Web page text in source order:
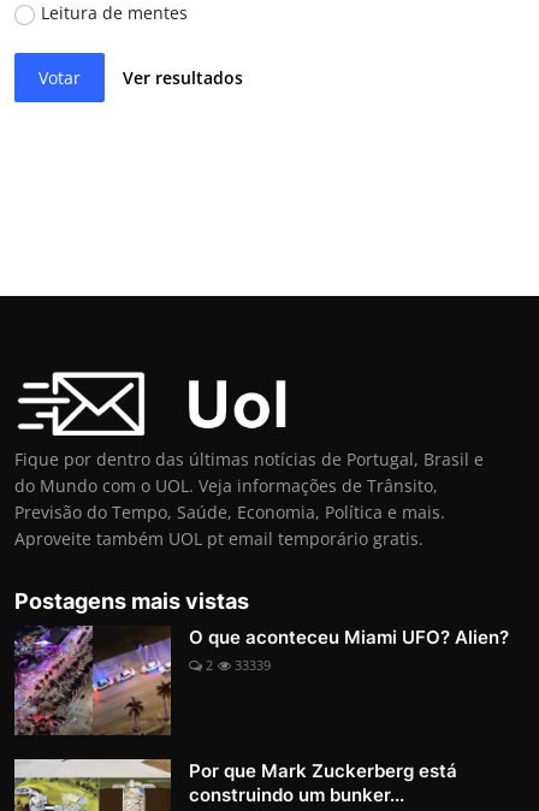
Leitura de mentes
Votar Ver resultados
Fique por dentro das últimas notícias de Portugal, Brasil e
do Mundo com o UOL. Veja informações de Trânsito,
Previsão do Tempo, Saúde, Economia, Política e mais.
Aproveite também UOL pt email temporário gratis.
Postagens mais vistas
O que aconteceu Miami UFO? Alien?
2 33339
Por que Mark Zuckerberg está
construindo um bunker...